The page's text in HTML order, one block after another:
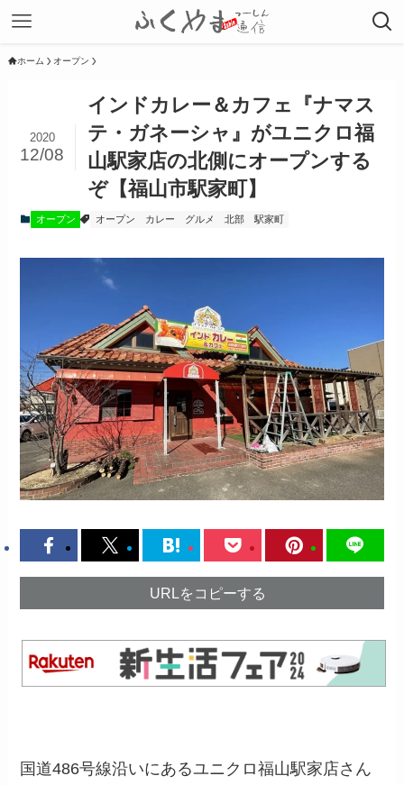
ホーム オープン
インドカレー＆カフェ『ナマス
テ・ガネーシャ』がユニクロ福
山駅家店の北側にオープンする
ぞ【福山市駅家町】
2020
12/08
オープン オープン カレー グルメ 北部 駅家町
URLをコピーする
国道486号線沿いにあるユニクロ福山駅家店さん